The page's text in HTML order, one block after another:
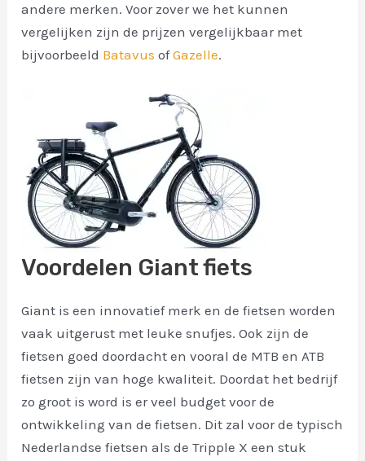
andere merken. Voor zover we het kunnen
vergelijken zijn de prijzen vergelijkbaar met
bijvoorbeeld Batavus ofGazelle.
Voordelen Giant fiets
Giant is een innovatief merk en de fietsen worden
vaak uitgerust met leuke snufjes. Ook zijn de
fietsen goed doordacht en vooral de MTB en ATB
fietsen zijn van hoge kwaliteit. Doordat het bedrijf
zo groot is word is er veel budget voor de
ontwikkeling van de fietsen. Dit zal voor de typisch
Nederlandse fietsen als de Tripple X een stuk